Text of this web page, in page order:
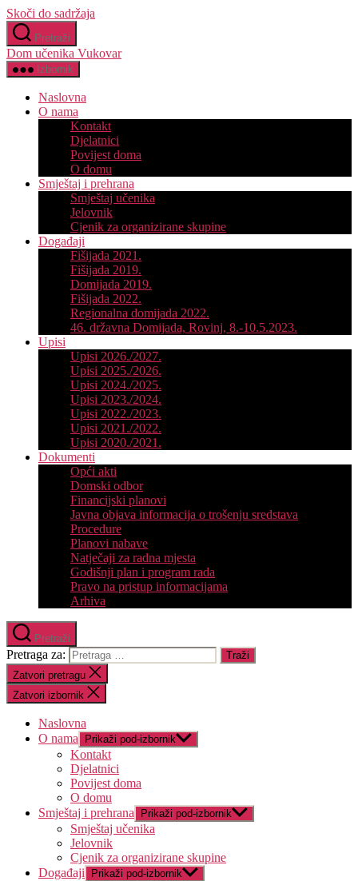
Skoči do sadržaja
Pretraži
Dom učenika Vukovar
Izbornik
Naslovna
O nama
Kontakt
Djelatnici
Povijest doma
O domu
Smještaj i prehrana
Smještaj učenika
Jelovnik
Cjenik za organizirane skupine
Događaji
Fišijada 2021.
Fišijada 2019.
Domijada 2019.
Fišijada 2022.
Regionalna domijada 2022.
46. državna Domijada, Rovinj, 8.-10.5.2023.
Upisi
Upisi 2026./2027.
Upisi 2025./2026.
Upisi 2024./2025.
Upisi 2023./2024.
Upisi 2022./2023.
Upisi 2021./2022.
Upisi 2020./2021.
Dokumenti
Opći akti
Domski odbor
Financijski planovi
Javna objava informacija o trošenju sredstava
Procedure
Planovi nabave
Natječaji za radna mjesta
Godišnji plan i program rada
Pravo na pristup informacijama
Arhiva
Pretraži
Pretraga za:
Zatvori pretragu
Zatvori izbornik
Naslovna
O nama
Prikaži pod-izbornik
Kontakt
Djelatnici
Povijest doma
O domu
Smještaj i prehrana
Prikaži pod-izbornik
Smještaj učenika
Jelovnik
Cjenik za organizirane skupine
Događaji
Prikaži pod-izbornik